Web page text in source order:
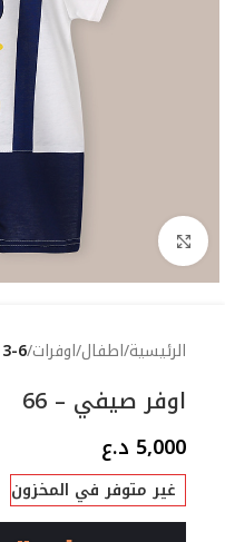
Click to enlarge
الرئيسية اطفال اوفرات 3-6 اشهر
اوفر صيفي – 66
5,000 د.ع
غير متوفر في المخزون